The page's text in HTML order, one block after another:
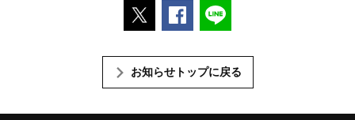
ポストするFacebookでシェアする
お知らせトップに戻る